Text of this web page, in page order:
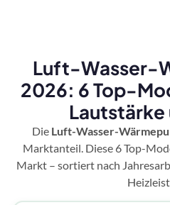
Luft-Wasser-
2026: 6 Top-
Lautstärke
Die Luft-Wasser-
Marktanteil. Diese 6 Top-
Markt – sortiert nach